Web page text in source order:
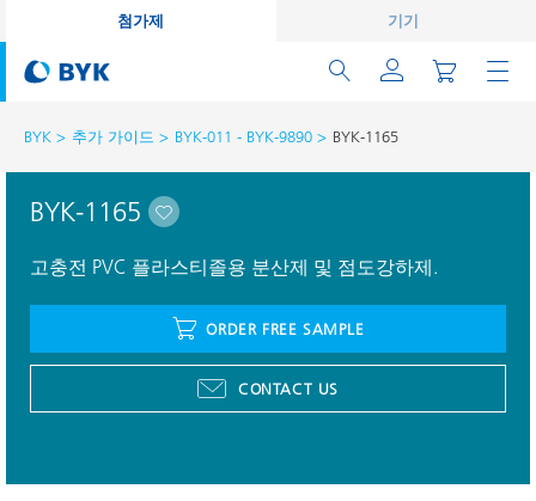
첨가제 기기
BYK 추가 가이드 BYK-011 - BYK-9890 BYK-1165
BYK-1165
고충전 PVC 플라스티졸용 분산제 및 점도강하제.
ORDER FREE SAMPLE
CONTACT US